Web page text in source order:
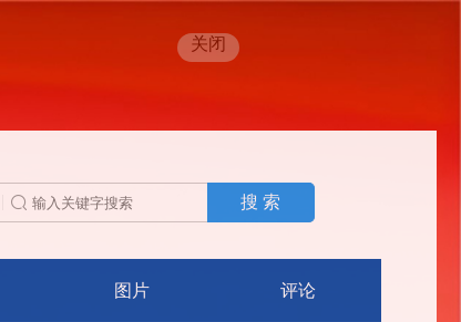
关闭
搜 索
图片 评论